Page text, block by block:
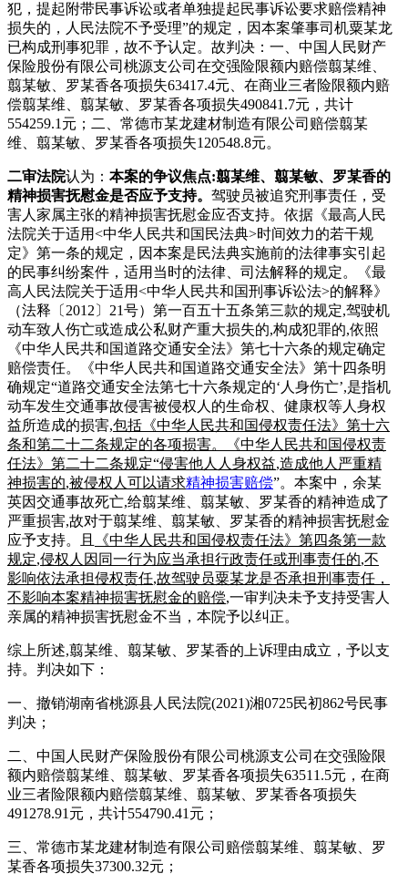
犯，提起附带民事诉讼或者单独提起民事诉讼要求赔偿精神
损失的，人民法院不予受理”的规定，因本案肇事司机粟某龙
已构成刑事犯罪，故不予认定。故判决：一、中国人民财产
保险股份有限公司桃源支公司在交强险限额内赔偿翦某维、
翦某敏、罗某香各项损失63417.4元、在商业三者险限额内赔
偿翦某维、翦某敏、罗某香各项损失490841.7元，共计
554259.1 元；二、常德市某龙建材制造有限公司赔偿翦某
维、翦某敏、罗某香各项损失120548.8元。
二审法院认为： 本案的争议焦点:翦某维、翦某敏、罗某香的
精神损害抚慰金是否应予支持。 驾驶员被追究刑事责任，受
害人家属主张的精神损害抚慰金应否支持。依据《最高人民
法院关于适用<中华人民共和国民法典>时间效力的若干规
定》第一条的规定，因本案是民法典实施前的法律事实引起
的民事纠纷案件，适用当时的法律、司法解释的规定。《最
高人民法院关于适用<中华人民共和国刑事诉讼法>的解释》
（法释〔 2012 〕 21号）第一百五十五条第三款的规定,驾驶机
动车致人伤亡或造成公私财产重大损失的,构成犯罪的,依照
《中华人民共和国道路交通安全法》第七十六条的规定确定
赔偿责任。《中华人民共和国道路交通安全法》第十四条明
确规定“道路交通安全法第七十六条规定的‘人身伤亡’,是指机
动车发生交通事故侵害被侵权人的生命权、健康权等人身权
益所造成的损害,包括《中华人民共和国侵权责任法》第十六
条和第二十二条规定的各项损害。《中华人民共和国侵权责
任法》第二十二条规定“侵害他人人身权益,造成他人严重精
神损害的,被侵权人可以请求精神损害赔偿”。本案中，余某
英因交通事故死亡,给翦某维、翦某敏、罗某香的精神造成了
严重损害,故对于翦某维、翦某敏、罗某香的精神损害抚慰金
应予支持。且
《中华人民共和国侵权责任法》第四条第一款
规定,侵权人因同一行为应当承担行政责任或刑事责任的,不
影响依法承担侵权责任,故驾驶员粟某龙是否承担刑事责任，
不影响本案精神损害抚慰金的赔偿,一审判决未予支持受害人
亲属的精神损害抚慰金不当，本院予以纠正。
综上所述,翦某维、翦某敏、罗某香的上诉理由成立，予以支
持。判决如下：
一、撤销湖南省桃源县人民法院(2021)湘0725民初862号民事
判决；
二、中国人民财产保险股份有限公司桃源支公司在交强险限
额内赔偿翦某维、翦某敏、罗某香各项损失63511.5元，在商
业三者险限额内赔偿翦某维、翦某敏、罗某香各项损失
491278.91 元，共计554790.41 元；
三、常德市某龙建材制造有限公司赔偿翦某维、翦某敏、罗
某香各项损失37300.32元；